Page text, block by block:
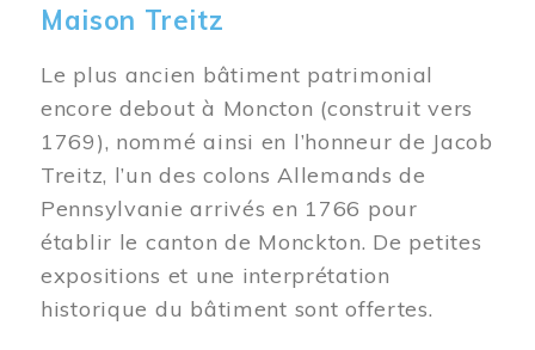
Maison Treitz
Le plus ancien bâtiment patrimonial
encore debout à Moncton (construit vers
1769), nommé ainsi en l’honneur de Jacob
Treitz, l’un des colons Allemands de
Pennsylvanie arrivés en 1766 pour
établir le canton de Monckton. De petites
expositions et une interprétation
historique du bâtiment sont offertes.